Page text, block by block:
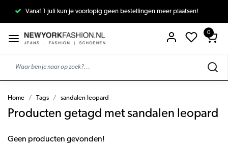
Vanaf 1 juli kun je voorlopig geen bestellingen meer plaatsen!
0
Home Tags sandalen leopard
Producten getagd met sandalen leopard
Geen producten gevonden!